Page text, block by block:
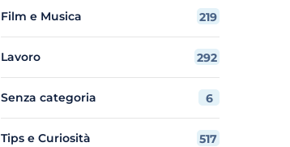
Film e Musica 219
Lavoro 292
Senza categoria 6
Tips e Curiosità 517